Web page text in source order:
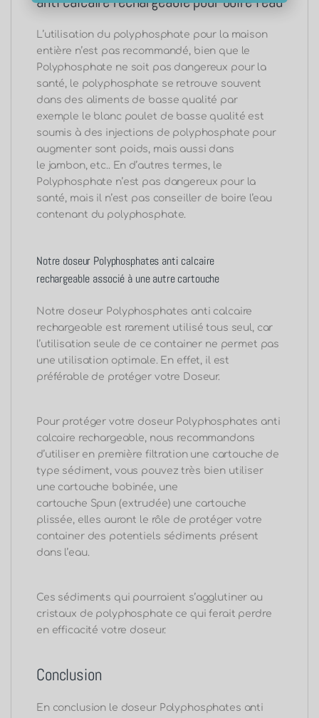
L’utilisation du polyphosphate pour la maison
entière n’est pas recommandé, bien que le
Polyphosphate ne soit pas dangereux pour la
santé, le polyphosphate se retrouve souvent
dans des aliments de basse qualité par
exemple le blanc poulet de basse qualité est
soumis à des injections de polyphosphate pour
augmenter sont poids, mais aussi dans
le jambon, etc.. En d’autres termes, le
Polyphosphate n’est pas dangereux pour la
santé, mais il n’est pas conseiller de boire l’eau
contenant du polyphosphate.
Notre doseur Polyphosphates anti calcaire
rechargeable associé à une autre cartouche
Notre doseur Polyphosphates anti calcaire
rechargeable est rarement utilisé tous seul, car
l’utilisation seule de ce container ne permet pas
une utilisation optimale. En effet, il est
préférable de protéger votre Doseur.
Pour protéger votre doseur Polyphosphates anti
calcaire rechargeable, nous recommandons
d’utiliser en première filtration une cartouche de
type sédiment, vous pouvez très bien utiliser
une cartouche bobinée, une
cartouche Spun (extrudée) une cartouche
plissée, elles auront le rôle de protéger votre
container des potentiels sédiments présent
dans l’eau.
Ces sédiments qui pourraient s’agglutiner au
cristaux de polyphosphate ce qui ferait perdre
en efficacité votre doseur.
Conclusion
En conclusion le doseur Polyphosphates anti